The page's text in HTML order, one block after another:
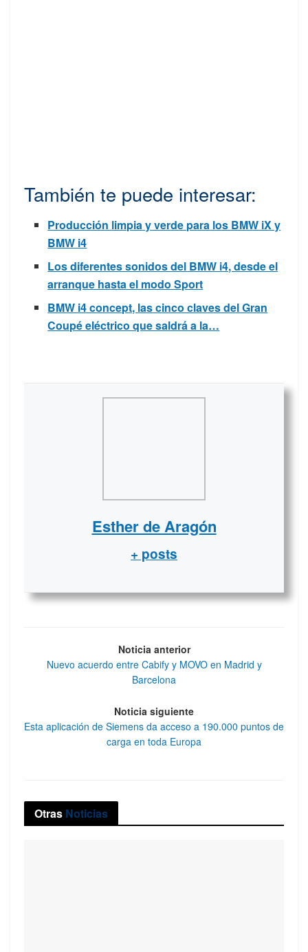
También te puede interesar:
Producción limpia y verde para los BMW iX y
BMW i4
Los diferentes sonidos del BMW i4, desde el
arranque hasta el modo Sport
BMW i4 concept, las cinco claves del Gran
Coupé eléctrico que saldrá a la…
Esther de Aragón
+ posts
Noticia anterior
Nuevo acuerdo entre Cabify y MOVO en Madrid y
Barcelona
Noticia siguiente
Esta aplicación de Siemens da acceso a 190.000 puntos de
carga en toda Europa
Otras Noticias